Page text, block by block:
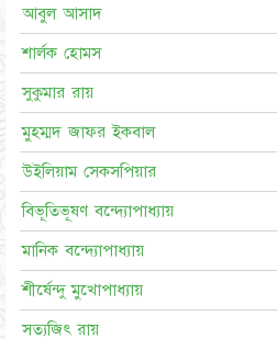
আবুল আসাদ
শার্লক হোমস
সুকুমার রায়
মুহম্মদ জাফর ইকবাল
উইলিয়াম সেকসপিয়ার
বিভূতিভূষণ বন্দ্যোপাধ্যায়
মানিক বন্দ্যোপাধ্যায়
শীর্ষেন্দু মুখোপাধ্যায়
সত্যজিৎ রায়